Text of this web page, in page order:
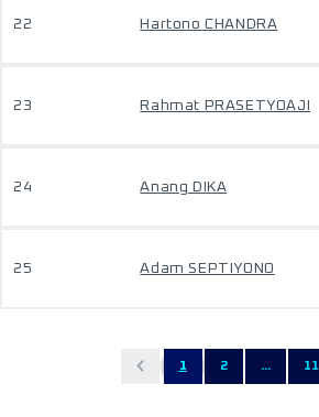
22 Hartono CHANDRA
23 Rahmat PRASETYOAJI
24 Anang DIKA
25 Adam SEPTIYONO
1 2 ... 11